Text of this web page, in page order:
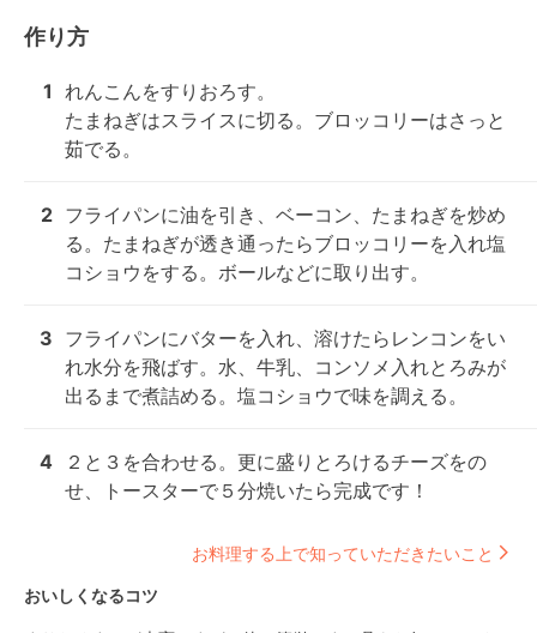
作り方
1 れんこんをすりおろす。
たまねぎはスライスに切る。ブロッコリーはさっと
茹でる。
2 フライパンに油を引き、ベーコン、たまねぎを炒め
る。たまねぎが透き通ったらブロッコリーを入れ塩
コショウをする。ボールなどに取り出す。
3 フライパンにバターを入れ、溶けたらレンコンをい
れ水分を飛ばす。水、牛乳、コンソメ入れとろみが
出るまで煮詰める。塩コショウで味を調える。
4
２と３を合わせる。更に盛りとろけるチーズをの
せ、トースターで５分焼いたら完成です！
お料理する上で知っていただきたいこと
おいしくなるコツ